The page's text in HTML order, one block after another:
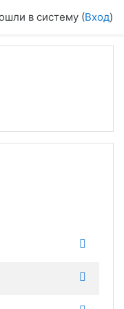
в систему (Вход)